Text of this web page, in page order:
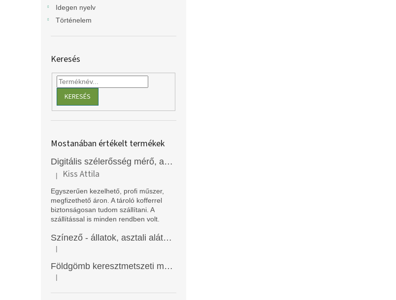
Idegen nyelv
Történelem
Keresés
KERESÉS
Mostanában értékelt termékek
Digitális szélerősség mérő, anemométer, EM2250
A termék értékelése 5-ből 5 csillag.
| Kiss Attila
Egyszerűen kezelhető, profi műszer,
megfizethető áron. A tároló kofferrel
biztonságosan tudom szállítani. A
szállítással is minden rendben volt.
Színező - állatok, asztali alátét, Funny Mat
A termék értékelése 5-ből 5 csillag.
|
Földgömb keresztmetszeti modell
A termék értékelése 5-ből 5 csillag.
|